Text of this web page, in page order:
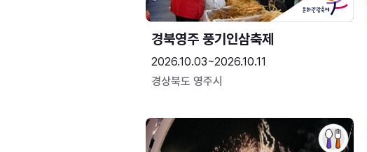
경북영주 풍기인삼축제
2026.10.03~2026.10.11
경상북도 영주시